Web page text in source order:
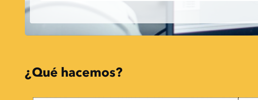
¿Qué hacemos?